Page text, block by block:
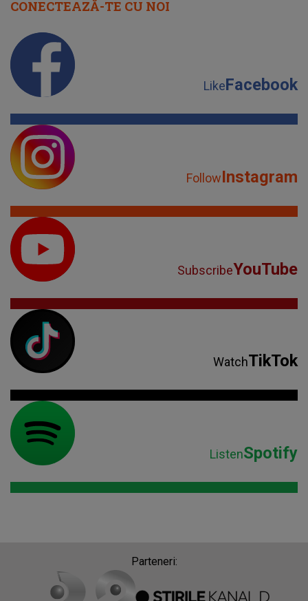
CONECTEAZĂ-TE CU NOI
LikeFacebook
FollowInstagram
SubscribeYouTube
WatchTikTok
ListenSpotify
Parteneri: